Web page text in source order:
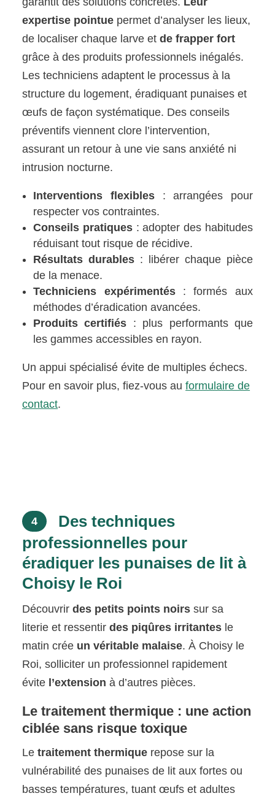
expertise pointue permet d’analyser les lieux,
de localiser chaque larve etde frapper fort
grâce à des produits professionnels inégalés.
Les techniciens adaptent le processus à la
structure du logement, éradiquant punaises et
œufs de façon systématique. Des conseils
préventifs viennent clore l’intervention,
assurant un retour à une vie sans anxiété ni
intrusion nocturne.
Interventions flexibles: arrangées pour
respecter vos contraintes.
Conseils pratiques: adopter des habitudes
réduisant tout risque de récidive.
Résultats durables : libérer chaque pièce
de la menace.
Techniciens expérimentés: formés aux
méthodes d’éradication avancées.
Produits certifiés : plus performants que
les gammes accessibles en rayon.
Un appui spécialisé évite de multiples échecs.
Pour en savoir plus, fiez-vous auformulaire de
contact.
4
Des techniques
professionnelles pour
éradiquer les punaises de lit à
Choisy le Roi
Découvrirdes petits points noirs sur sa
literie et ressentirdes piqûres irritantes le
matin crée un véritable malaise. À Choisy le
Roi, solliciter un professionnel rapidement
évite l’extension à d’autres pièces.
Le traitement thermique : une action
ciblée sans risque toxique
Letraitement thermique repose sur la
vulnérabilité des punaises de lit aux fortes ou
basses températures, tuant œufs et adultes